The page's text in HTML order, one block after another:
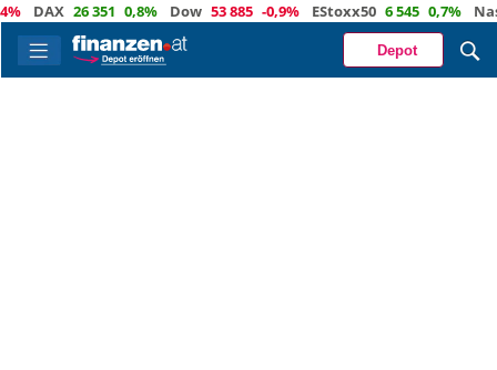
DAX 26 351 0,8% Dow 53 885 -0,9% EStoxx50 6 545 0,7% Nasdaq
Depot